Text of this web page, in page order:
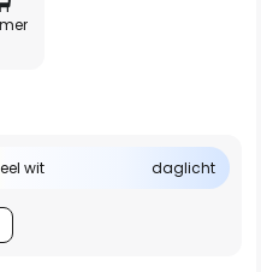
wit daglicht